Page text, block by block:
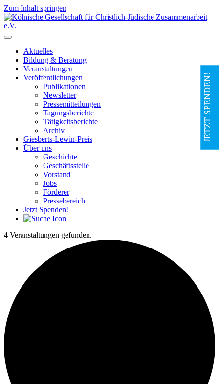
Zum Inhalt springen
Hauptnavigation
Aktuelles
Bildung & Beratung
Veranstaltungen
Veröffentlichungen
Publikationen
Newsletter
Pressemitteilungen
Tagungsberichte
Tätigkeitsberichte
Archiv
Giesberts-Lewin-Preis
Über uns
Geschichte
Geschäftsstelle
Vorstand
Jobs
Förderer
Pressebereich
Jetzt Spenden!
4 Veranstaltungen gefunden.
JETZT SPENDEN!